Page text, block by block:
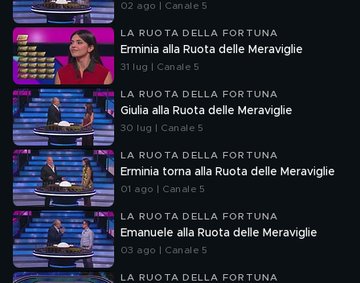
02 ago | Canale 5
LA RUOTA DELLA FORTUNA
Erminia alla Ruota delle Meraviglie
31 lug | Canale 5
LA RUOTA DELLA FORTUNA
Giulia alla Ruota delle Meraviglie
30 lug | Canale 5
LA RUOTA DELLA FORTUNA
Erminia torna alla Ruota delle Meraviglie
01 ago | Canale 5
LA RUOTA DELLA FORTUNA
Emanuele alla Ruota delle Meraviglie
03 ago | Canale 5
LA RUOTA DELLA FORTUNA